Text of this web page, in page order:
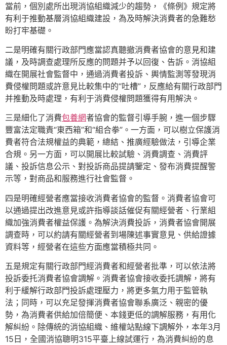
當前，個別處所出現消協組織減少的趨勢，《條例》規定將
有利于推動基層消協組織建設，為及時解決消費者的急難愁
盼打牢基礎。
二是明確有關行政部門應當認真聽撤消費者協會的意見和建
議，及時調查處理所反應的問題并予以回復、告訴。消協組
織在開展社會監督中，通過消費者投訴、輿情監測等發現消
費侵權問題或許意見比較集中的“吐槽”，反應給有關行政部門
并推動及時處理，有利于消費侵權問題獲得有用解決。
三是細化了消費包養網者協會的監督引導手腕，進一個步驟
豐富法定職責“東西箱”和“組合拳”。一方面，可以樹立保護消
費者符合法規權益的典範，總結、推廣經驗做法，引導企業
合規。另一方面，可以開展比較試驗、消費調查、消費評
議、投訴信息公示、對投訴商品提請鑒定、發布消費提醒警
示等，對商品和服務進行社會監督。
四是明確經營者應當接收消費者協會的監督。消費者協會可
以通過提出改進意見或許指導談話催促有關經營者、行業組
織加強消費者權益保護。為解決消費投訴，消費者協會開展
調查時，可以約請有關經營者到場陳述事實意見、供給證據
資料等，經營者在這些方面應當積極共同。
五是規定有關行政部門經消費者和經營者批準，可以依法將
投訴委托消費者協會調解。消費者協會接收委托調解，將有
利于緩解行政部門投訴處理壓力，將更多氣力用于監管執
法；同時，可以充足發揮消費者協會聯系廣泛、親密的優
勢，為消費者供給加倍簡便、本錢更低的調解服務，有用化
解糾紛。除傳統的消協組織、維權站點線下調解外，本年3月
15日，全國消協聰明315平臺上線試運行，為消費糾紛的息